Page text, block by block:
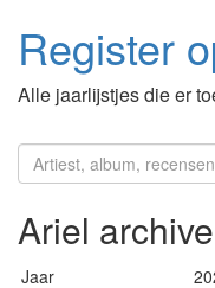
Register
Alle jaarlijstjes die er
Ariel
Jaar